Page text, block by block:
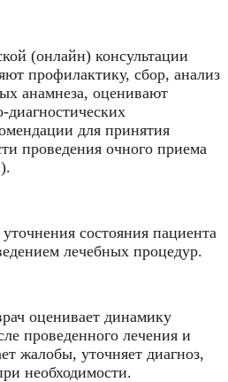
(онлайн) консультации
профилактику, сбор, анализ
анамнеза, оценивают
диагностических
для принятия
проведения очного приема
состояния пациента
лечебных процедур.
оценивает динамику
проведенного лечения и
жалобы, уточняет диагноз,
необходимости.